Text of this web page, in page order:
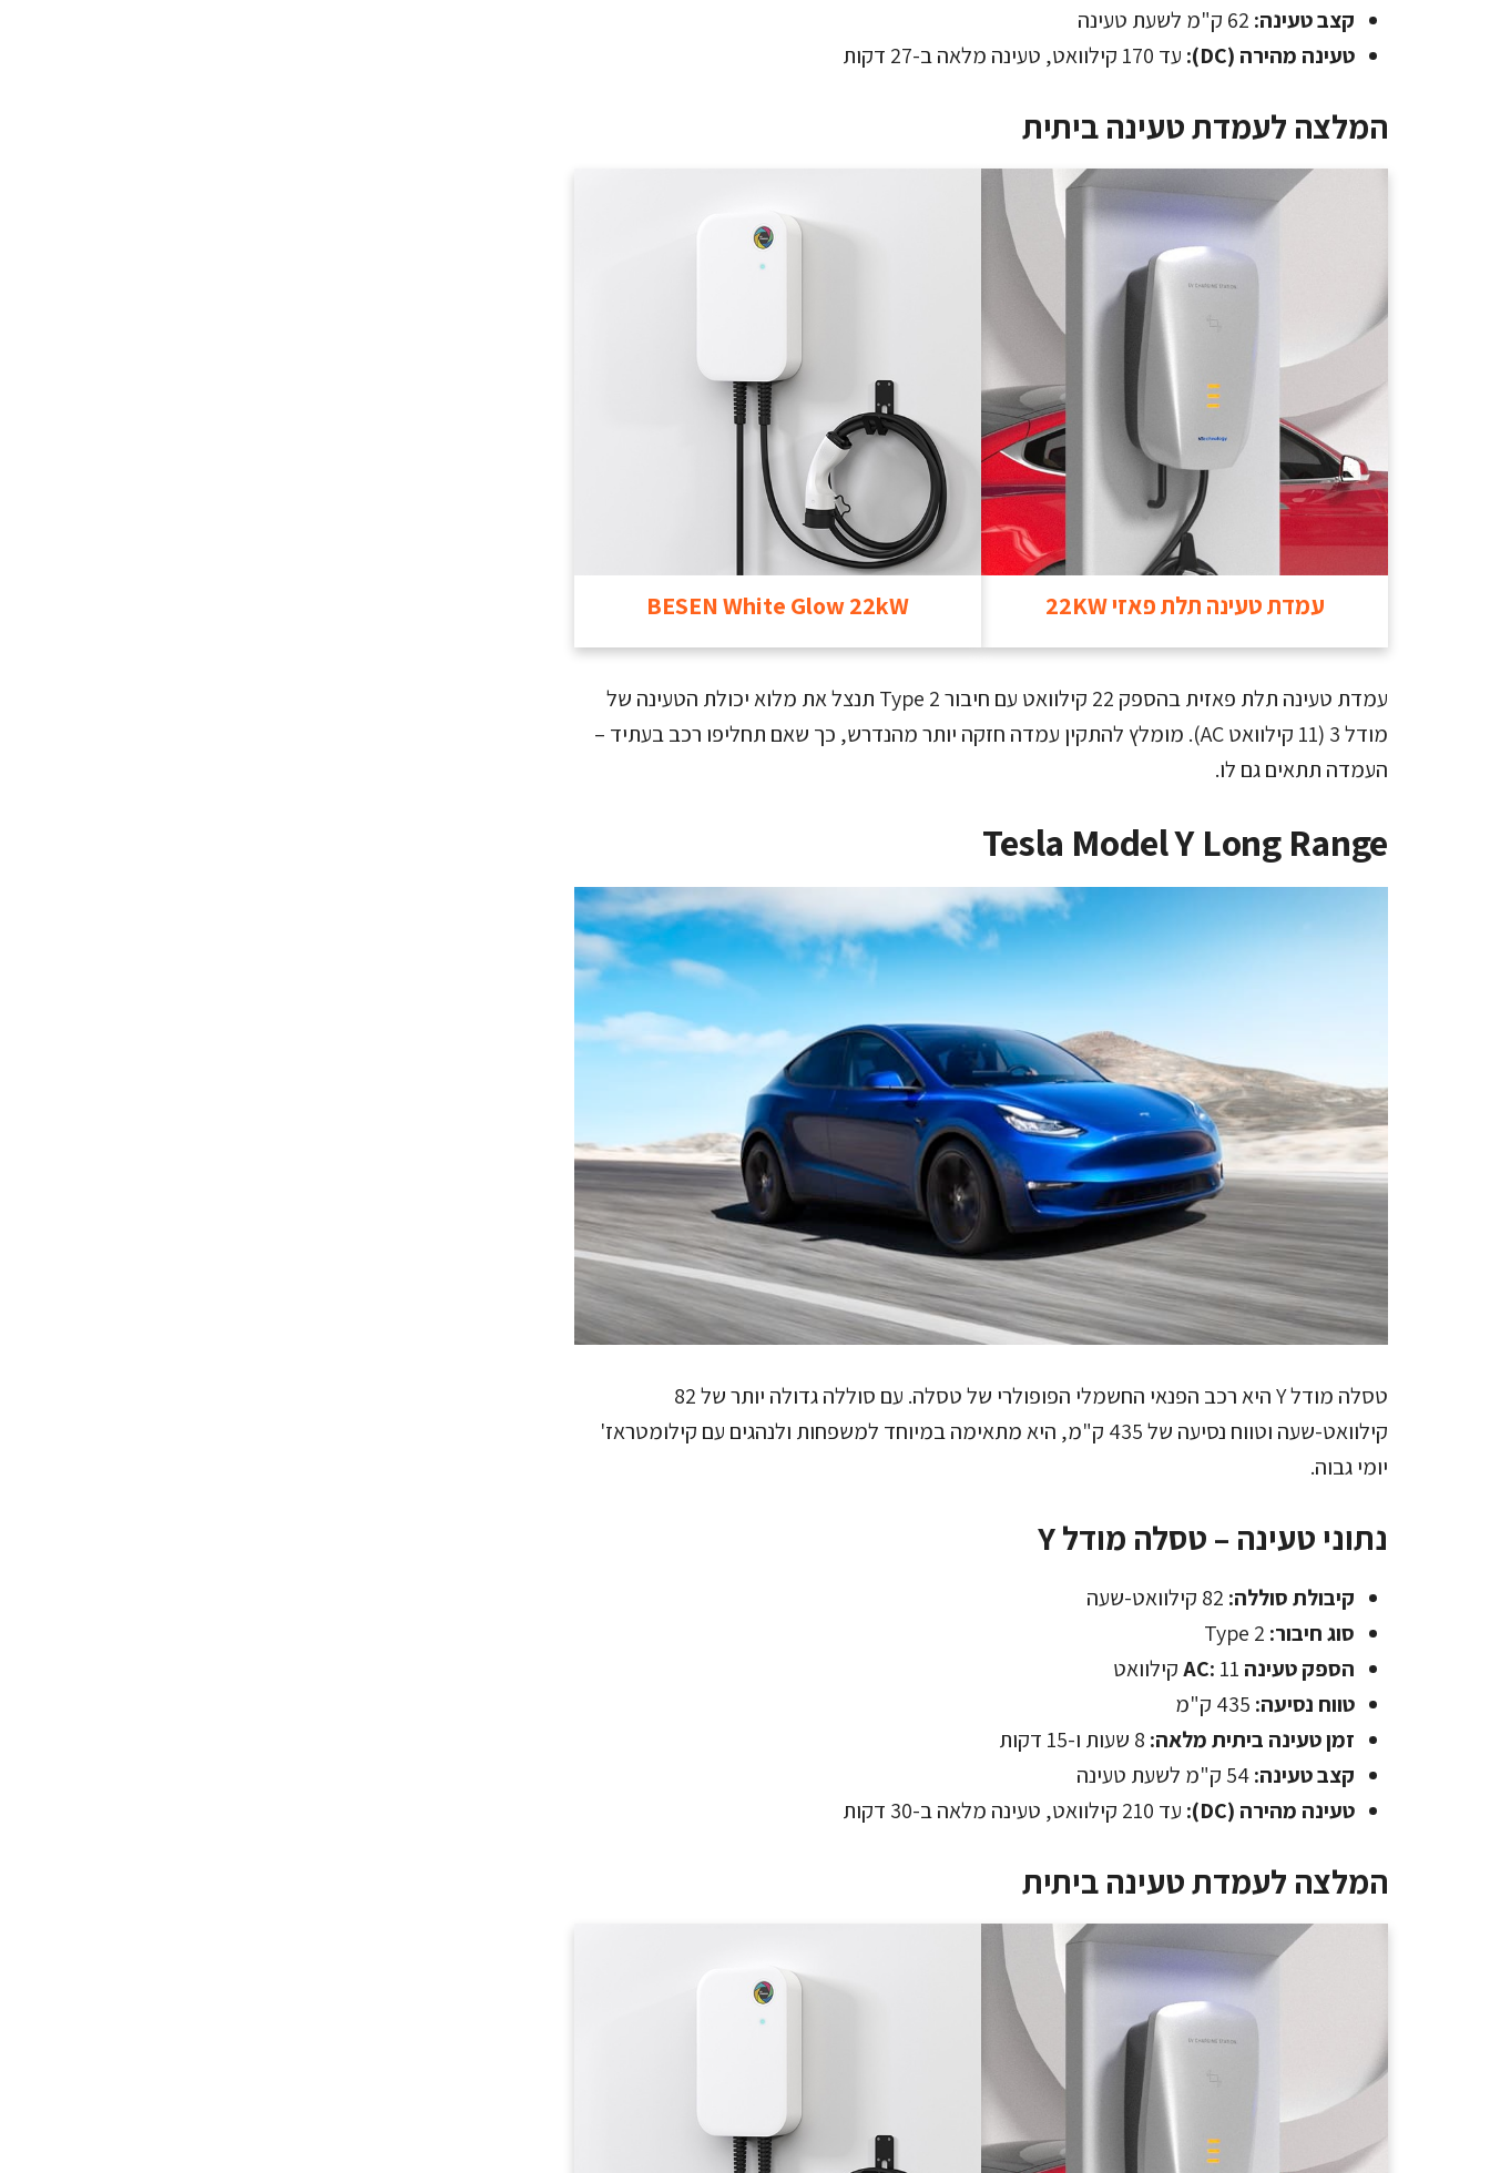
קצב טעינה:
טעינה מהירה (DC):
עד 170 קילוואט, טעינה מלאה ב-27 דקות
המלצה לעמדת טעינה ביתית
עמדת טעינה תלת פאזי 22KW BESEN White Glow 22kW
עמדת טעינה תלת פאזית בהספק 22 קילוואט עם חיבור Type 2 תנצל את מלוא יכולת הטעינה של
מודל 3 (11 קילוואט AC). מומלץ להתקין עמדה חזקה יותר מהנדרש, כך שאם תחליפו רכב בעתיד –
העמדה תתאים גם לו.
Tesla Model Y Long Range
טסלה מודל Y היא רכב הפנאי החשמלי הפופולרי של טסלה. עם סוללה גדולה יותר של 82
קילוואט-שעה וטווח נסיעה של 435 ק"מ, היא מתאימה במיוחד למשפחות ולנהגים עם קילומטראז'
יומי גבוה.
נתוני טעינה – טסלה מודל Y
קיבולת סוללה:
סוג חיבור:
הספק טעינה AC: 11 קילוואט
טווח נסיעה:
זמן טעינה ביתית מלאה:
קצב טעינה:
טעינה מהירה (DC):
עד 210 קילוואט, טעינה מלאה ב-30 דקות
המלצה לעמדת טעינה ביתית